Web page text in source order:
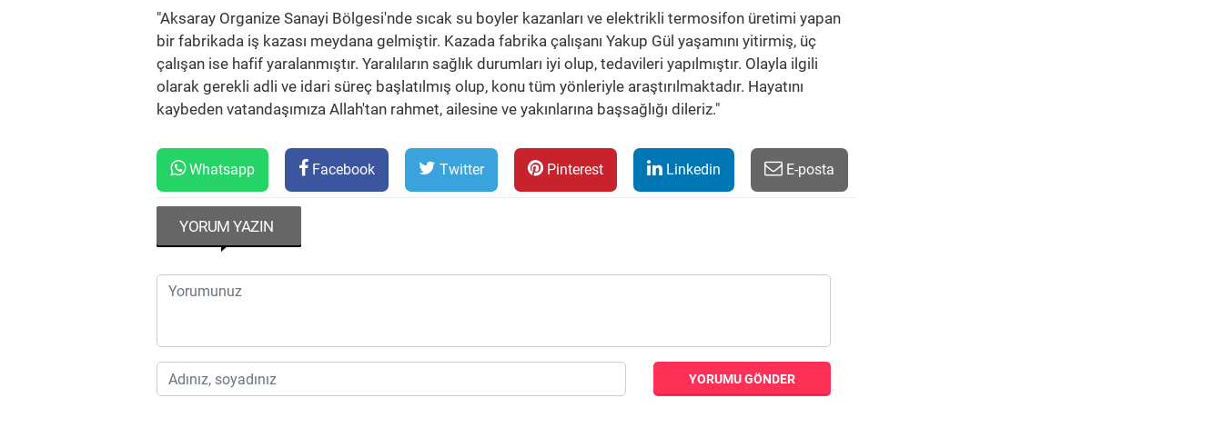
"Aksaray Organize Sanayi Bölgesi'nde sıcak su boyler kazanları ve elektrikli termosifon üretimi yapan
bir fabrikada iş kazası meydana gelmiştir. Kazada fabrika çalışanı Yakup Gül yaşamını yitirmiş, üç
çalışan ise hafif yaralanmıştır. Yaralıların sağlık durumları iyi olup, tedavileri yapılmıştır. Olayla ilgili
olarak gerekli adli ve idari süreç başlatılmış olup, konu tüm yönleriyle araştırılmaktadır. Hayatını
kaybeden vatandaşımıza Allah'tan rahmet, ailesine ve yakınlarına başsağlığı dileriz."
Whatsapp Facebook Twitter Pinterest Linkedin E-posta
YORUM YAZIN
YORUMU GÖNDER